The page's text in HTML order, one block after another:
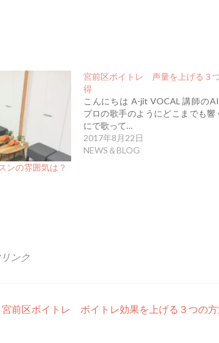
の雰囲気は？
宮前区ボイトレ 声量を上げる３
得
こんにちは A-jit VOCAL 講師の
プロの歌手のようにどこまでも響
にで歌って…
2017年8月22日
NEWS＆BLOG
ンク
宮前区ボイトレ ボイトレ効果を上げる３つの